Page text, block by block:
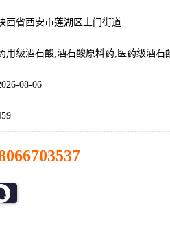
西省西安市莲湖区土门街道
用级酒石酸,酒石酸原料药,医药级酒石
08-06